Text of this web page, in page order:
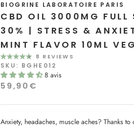
BIOGRINE LABORATOIRE PARIS
CBD OIL 3000MG FULL
30% | STRESS &
MINT FLAVOR 10ML
8 REVIEWS
SKU: BGHE012
8 avis
59,90€
Anxiety, headaches, muscle aches? Thanks